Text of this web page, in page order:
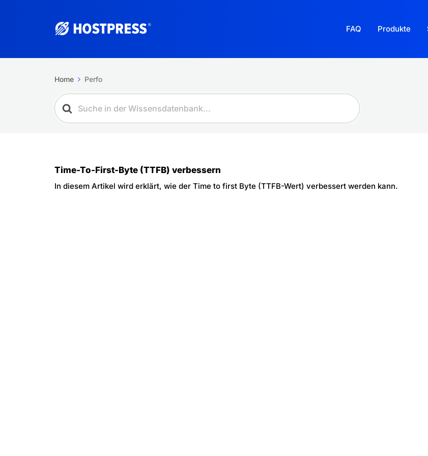
FAQ Produkte
Home Perfo
Time-To-First-Byte (TTFB) verbessern
In diesem Artikel wird erklärt, wie der Time to first Byte (TTFB-Wert) verbessert werden kann.